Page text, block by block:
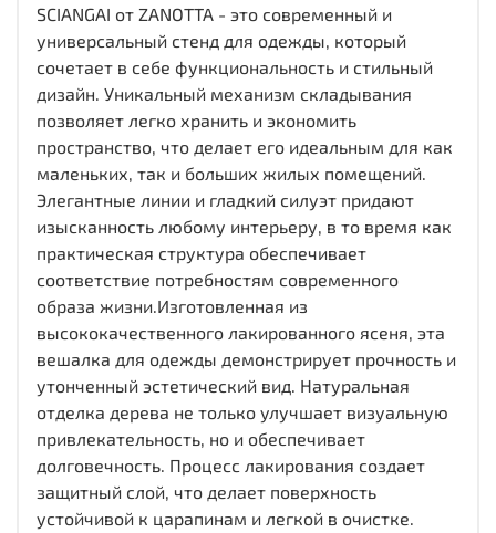
SCIANGAI от ZANOTTA - это современный и
универсальный стенд для одежды, который
сочетает в себе функциональность и стильный
дизайн. Уникальный механизм складывания
позволяет легко хранить и экономить
пространство, что делает его идеальным для как
маленьких, так и больших жилых помещений.
Элегантные линии и гладкий силуэт придают
изысканность любому интерьеру, в то время как
практическая структура обеспечивает
соответствие потребностям современного
образа жизни.Изготовленная из
высококачественного лакированного ясеня, эта
вешалка для одежды демонстрирует прочность и
утонченный эстетический вид. Натуральная
отделка дерева не только улучшает визуальную
привлекательность, но и обеспечивает
долговечность. Процесс лакирования создает
защитный слой, что делает поверхность
устойчивой к царапинам и легкой в очистке.